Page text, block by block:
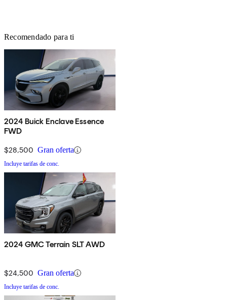
Recomendado para ti
2024 Buick Enclave Essence
FWD
$28,500 Gran oferta
Incluye tarifas de conc.
2024 GMC Terrain SLT AWD
$24,500 Gran oferta
Incluye tarifas de conc.